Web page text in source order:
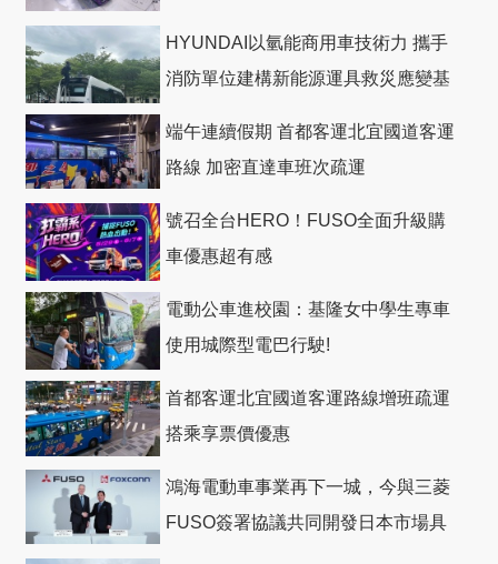
HYUNDAI以氫能商用車技術力 攜手
消防單位建構新能源運具救災應變基
端午連續假期 首都客運北宜國道客運
路線 加密直達車班次疏運
號召全台HERO！FUSO全面升級購
車優惠超有感
電動公車進校園：基隆女中學生專車
使用城際型電巴行駛!
首都客運北宜國道客運路線增班疏運
搭乘享票價優惠
鴻海電動車事業再下一城，今與三菱
FUSO簽署協議共同開發日本市場具